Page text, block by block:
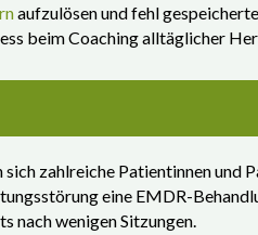
aufzulösen und fehl
beim Coaching alltäglicher
zahlreiche Patientinnen und
eine EMDR-
nach wenigen Sitzungen.